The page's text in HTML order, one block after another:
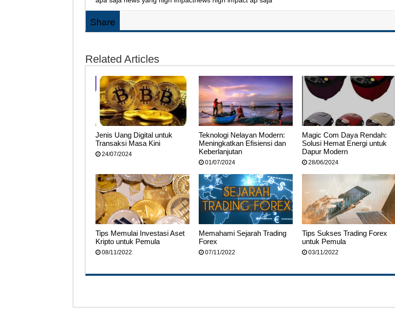
Share
Related Articles
Jenis Uang Digital untuk
Transaksi Masa Kini
24/07/2024
Teknologi Nelayan Modern:
Meningkatkan Efisiensi dan
Keberlanjutan
01/07/2024
Magic Com Daya Rendah:
Solusi Hemat Energi untuk
Dapur Modern
28/06/2024
Tips Memulai Investasi Aset
Kripto untuk Pemula
08/11/2022
Memahami Sejarah Trading
Forex
07/11/2022
Tips Sukses Trading Forex
untuk Pemula
03/11/2022